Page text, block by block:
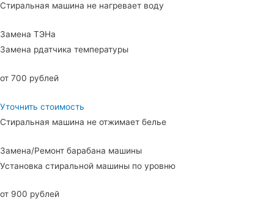
Стиральная машина не нагревает воду
Замена ТЭНа
Замена рдатчика температуры
от 700 рублей
Уточнить стоимость
Стиральная машина не отжимает белье
Замена/Ремонт барабана машины
Установка стиральной машины по уровню
от 900 рублей